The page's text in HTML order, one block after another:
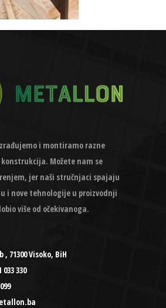
i montiramo razne
Možete nam se
jer naši stručnjaci spajaju
i nove tehnologije u proizvodnji
više od očekivanoga.
, 71300 Visoko, BiH
033 330